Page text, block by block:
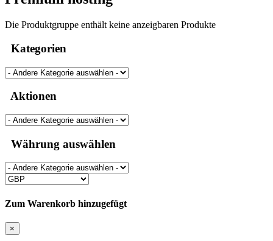
Die Produktgruppe enthält keine anzeigbaren Produkte
Kategorien
Aktionen
Währung auswählen
Zum Warenkorb hinzugefügt
×